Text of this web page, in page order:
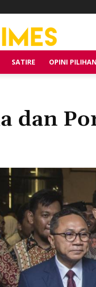
SATIRE OPINI PILIHAN
dan